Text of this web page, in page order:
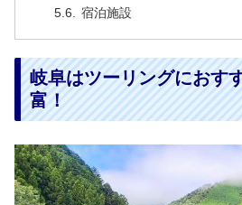
宿泊施設
岐阜はツーリングにおす
富！